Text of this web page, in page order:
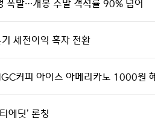
폭발…개봉 주말 객석률 90% 넘어
세전이익 흑자 전환
커피 아이스 아메리카노 1000원
에딧’ 론칭